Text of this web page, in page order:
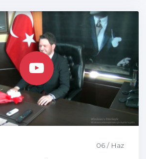
06 / Haz